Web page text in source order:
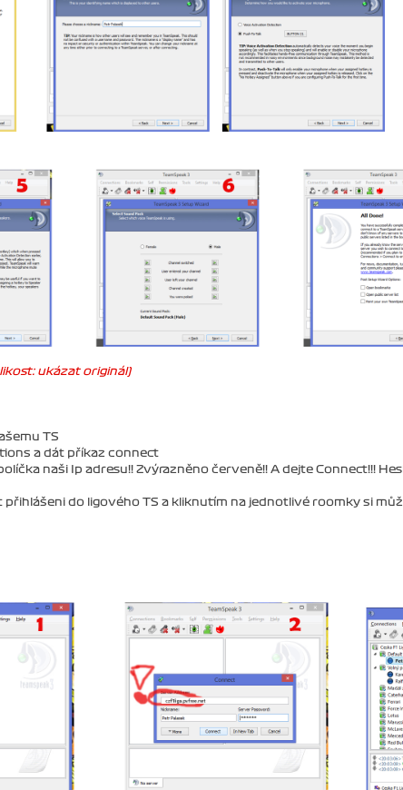
ukázat originál)
TS
a dát příkaz connect
naši Ip adresu!! Zvýrazněno červeně!! A dejte Connect!!!
přihlášeni do ligového TS a kliknutím na jednotlivé roomky si